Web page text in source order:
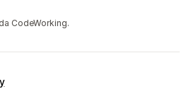
CodeWorking.